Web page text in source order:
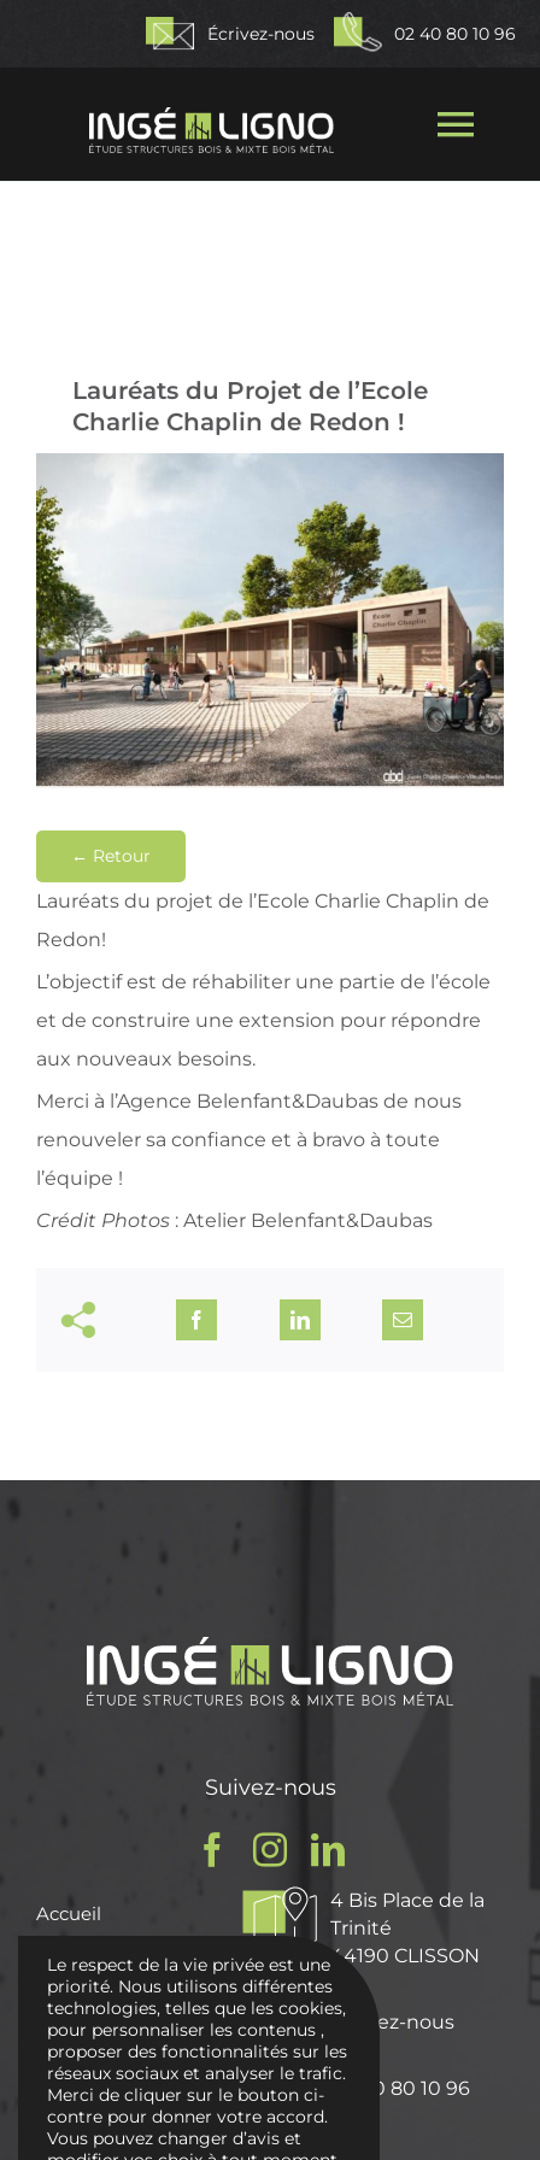
Écrivez-nous 02 40 80 10 96
Nos réalisations
Actualités
Contact
Lauréats du Projet de l’Ecole
Charlie Chaplin de Redon !
← Retour
Lauréats du projet de l’Ecole Charlie Chaplin de
Redon!
L’objectif est de réhabiliter une partie de l’école
et de construire une extension pour répondre
aux nouveaux besoins.
Merci à l’Agence Belenfant&Daubasde nous
renouveler sa confiance et à bravo à toute
l’équipe !
Crédit Photos: Atelier Belenfant&Daubas
Accueil
Nos Missions
Nos réalisations
Actualités
Contactez-nous
Suivez-nous
4 Bis Place de la
Trinité
44190 CLISSON
Écrivez-nous
02 40 80 10 96
Le respect de la vie privée est une
priorité. Nous utilisons différentes
technologies, telles que les cookies,
pour personnaliser les contenus ,
proposer des fonctionnalités sur les
réseaux sociaux et analyser le trafic.
Merci de cliquer sur le bouton ci-
contre pour donner votre accord.
Vous pouvez changer d’avis et